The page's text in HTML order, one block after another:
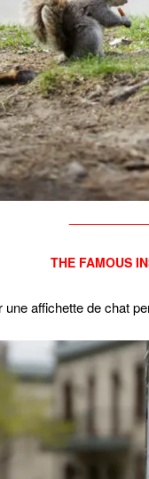
THE FAMOUS
affichette de chat